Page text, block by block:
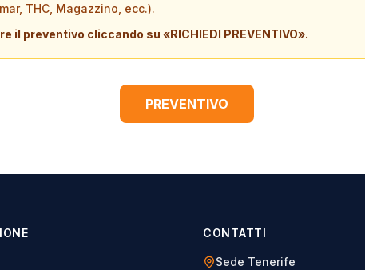
THC, Magazzino, ecc.).
il preventivo cliccando su «RICHIEDI PREVENTIVO».
PREVENTIVO
CONTATTI
Sede Tenerife